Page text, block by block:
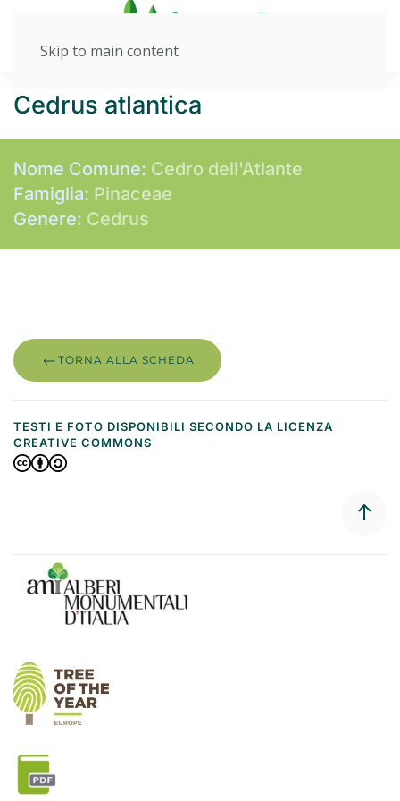
Skip to main content
Cedrus atlantica
Nome Comune: Cedro dell'Atlante
Famiglia: Pinaceae
Genere: Cedrus
TORNA ALLA SCHEDA
TESTI E FOTO DISPONIBILI SECONDO LA LICENZA
CREATIVE COMMONS